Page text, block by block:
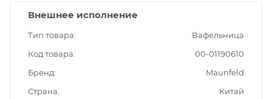
Внешнее исполнение
Тип товара
Вафельница
Код товара
00-01190610
Бренд
Maunfeld
Страна
Китай